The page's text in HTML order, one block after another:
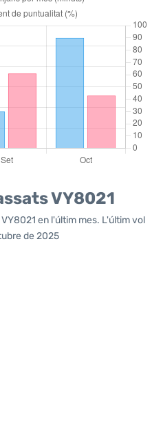
VY8021
en l'últim mes. L'últim vol
de 2025